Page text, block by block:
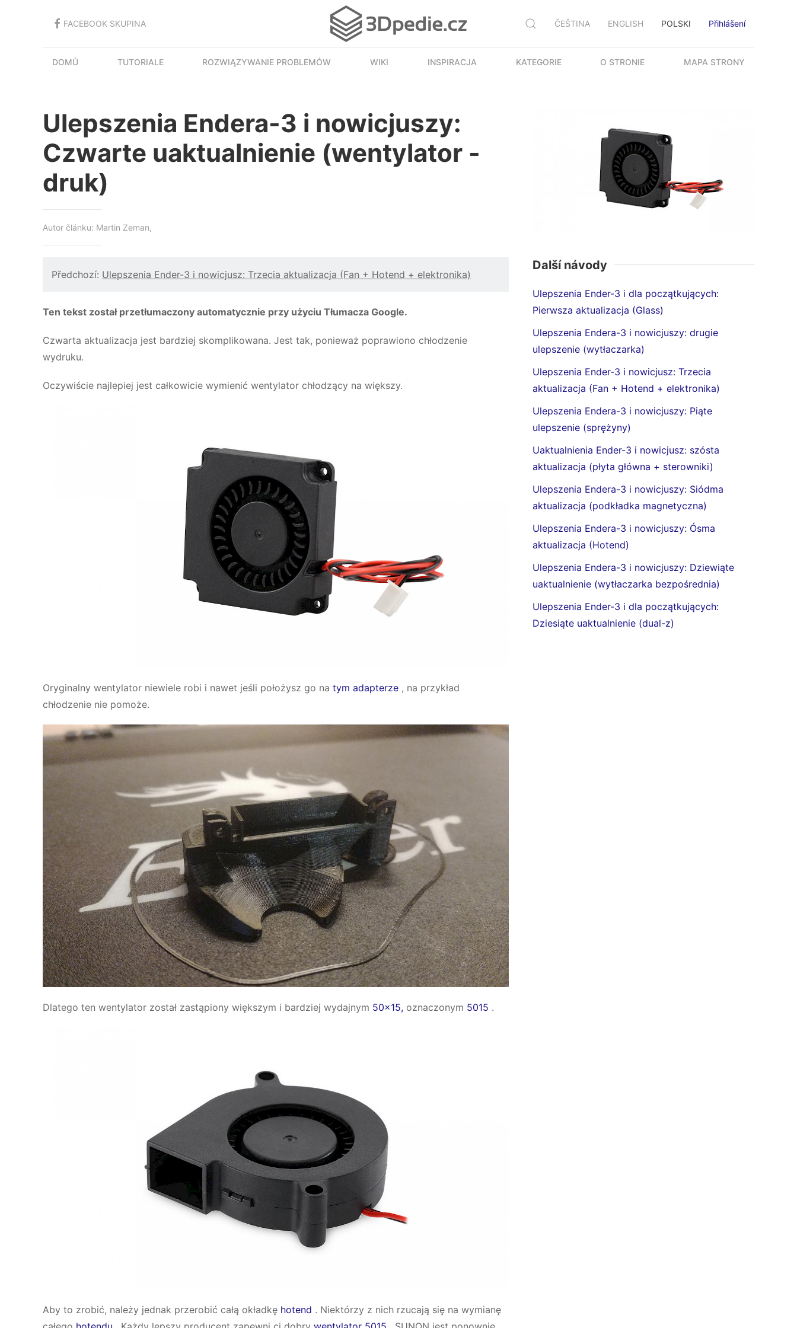
FACEBOOK SKUPINA ČEŠTINA ENGLISH POLSKI Přihlášení
DOMŮ TUTORIALE ROZWIĄZYWANIE PROBLEMÓW WIKI INSPIRACJA KATEGORIE O STRONIE MAPA STRONY
Ulepszenia Endera-3 i nowicjuszy:
Czwarte uaktualnienie (wentylator -
druk)
Autor článku: Martin Zeman,
Předchozí: Ulepszenia Ender-3 i nowicjusz: Trzecia aktualizacja (Fan + Hotend + elektronika)
Ten tekst został przetłumaczony automatycznie przy użyciu Tłumacza Google.
Czwarta aktualizacja jest bardziej skomplikowana. Jest tak, ponieważ poprawiono chłodzenie
wydruku.
Oczywiście najlepiej jest całkowicie wymienić wentylator chłodzący na większy.
Oryginalny wentylator niewiele robi i nawet jeśli położysz go na tym adapterze , na przykład
chłodzenie nie pomoże.
Dlatego ten wentylator został zastąpiony większym i bardziej wydajnym 50x15, oznaczonym 5015 .
Aby to zrobić, należy jednak przerobić całą okładkę hotend . Niektórzy z nich rzucają się na wymianę
Další návody
Ulepszenia Ender-3 i dla początkujących:
Pierwsza aktualizacja (Glass)
Ulepszenia Endera-3 i nowicjuszy: drugie
ulepszenie (wytłaczarka)
Ulepszenia Ender-3 i nowicjusz: Trzecia
aktualizacja (Fan + Hotend + elektronika)
Ulepszenia Endera-3 i nowicjuszy: Piąte
ulepszenie (sprężyny)
Uaktualnienia Ender-3 i nowicjusz: szósta
aktualizacja (płyta główna + sterowniki)
Ulepszenia Endera-3 i nowicjuszy: Siódma
aktualizacja (podkładka magnetyczna)
Ulepszenia Endera-3 i nowicjuszy: Ósma
aktualizacja (Hotend)
Ulepszenia Endera-3 i nowicjuszy: Dziewiąte
uaktualnienie (wytłaczarka bezpośrednia)
Ulepszenia Ender-3 i dla początkujących:
Dziesiąte uaktualnienie (dual-z)